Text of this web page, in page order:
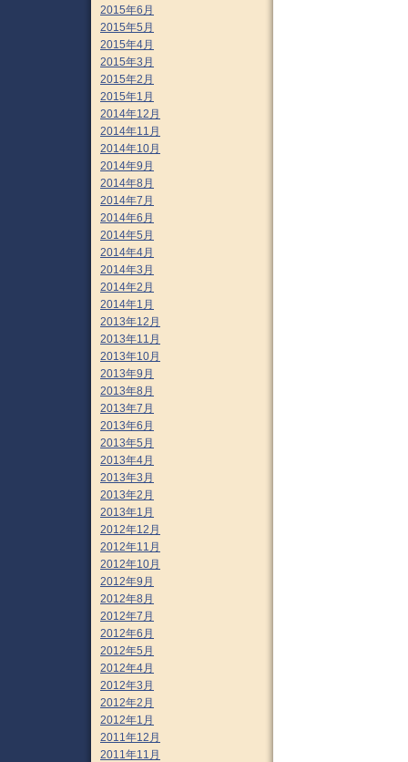
2015年6月
2015年5月
2015年4月
2015年3月
2015年2月
2015年1月
2014年12月
2014年11月
2014年10月
2014年9月
2014年8月
2014年7月
2014年6月
2014年5月
2014年4月
2014年3月
2014年2月
2014年1月
2013年12月
2013年11月
2013年10月
2013年9月
2013年8月
2013年7月
2013年6月
2013年5月
2013年4月
2013年3月
2013年2月
2013年1月
2012年12月
2012年11月
2012年10月
2012年9月
2012年8月
2012年7月
2012年6月
2012年5月
2012年4月
2012年3月
2012年2月
2012年1月
2011年12月
2011年11月